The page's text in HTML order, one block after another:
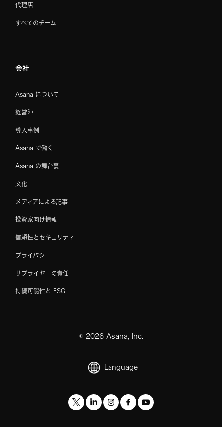
代理店
すべてのチーム
会社
Asana について
経営陣
導入事例
Asana で働く
Asana の舞台裏
文化
メディアによる記事
投資家向け情報
信頼性とセキュリティ
プライバシー
サプライヤーの責任
持続可能性と ESG
© 2026Asana, Inc.
Language